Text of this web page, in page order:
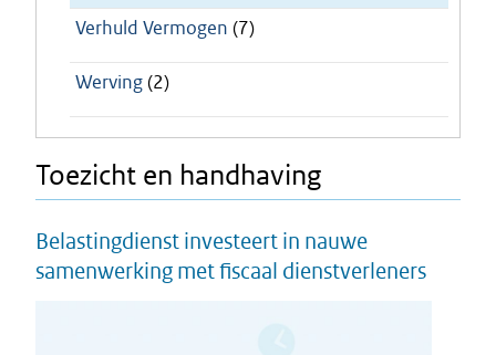
Verhuld Vermogen (7)
Werving(2)
Toezicht en handhaving
Belastingdienst investeert in nauwe
samenwerking met fiscaal dienstverleners